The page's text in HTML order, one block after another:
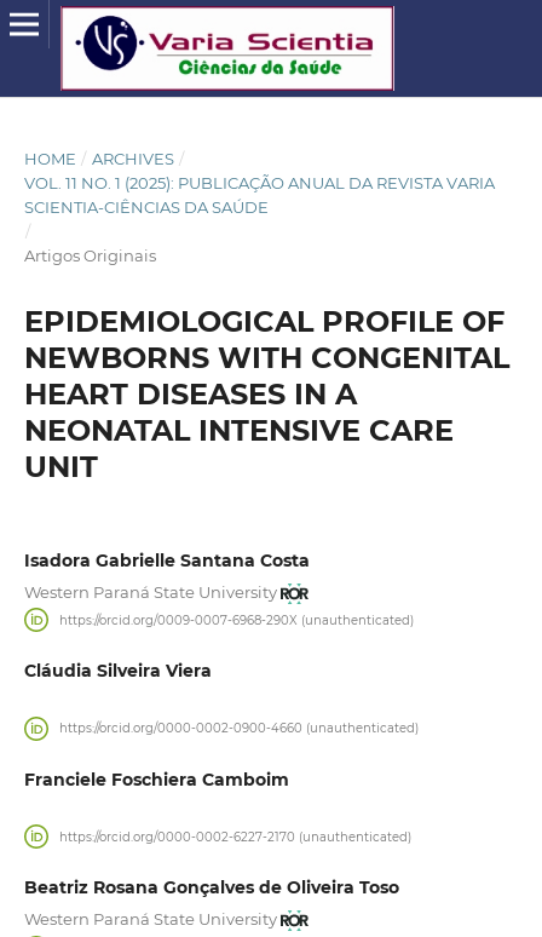
HOME / ARCHIVES /
VOL. 11 NO. 1 (2025): PUBLICAÇÃO ANUAL DA REVISTA VARIA
SCIENTIA-CIÊNCIAS DA SAÚDE
/
Artigos Originais
EPIDEMIOLOGICAL PROFILE OF
NEWBORNS WITH CONGENITAL
HEART DISEASES IN A
NEONATAL INTENSIVE CARE
UNIT
Isadora Gabrielle Santana Costa
Western Paraná State University
https://orcid.org/0009-0007-6968-290X (unauthenticated)
Cláudia Silveira Viera
https://orcid.org/0000-0002-0900-4660 (unauthenticated)
Franciele Foschiera Camboim
https://orcid.org/0000-0002-6227-2170 (unauthenticated)
Beatriz Rosana Gonçalves de Oliveira Toso
Western Paraná State University